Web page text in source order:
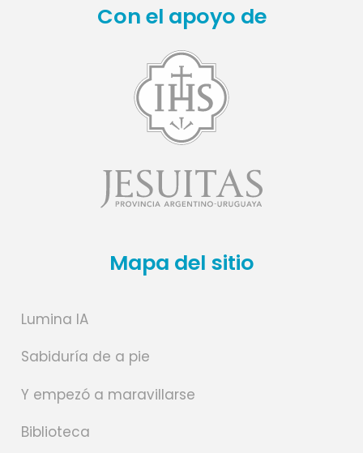
Con el apoyo de
Mapa del sitio
Lumina IA
Sabiduría de a pie
Y empezó a maravillarse
Biblioteca